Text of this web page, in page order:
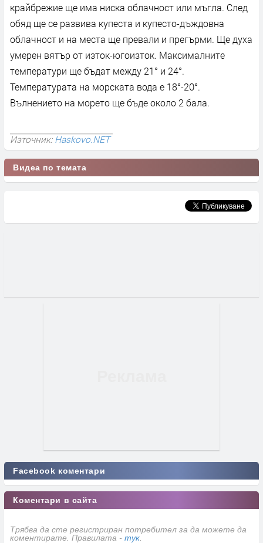
крайбрежие ще има ниска облачност или мъгла. След
обяд ще се развива купеста и купесто-дъждовна
облачност и на места ще превали и прегърми. Ще духа
умерен вятър от изток-югоизток. Максималните
температури ще бъдат между 21° и 24°.
Температурата на морската вода е 18°-20°.
Вълнението на морето ще бъде около 2 бала.
Източник:Haskovo.NET
Видеа по темата
Facebook коментари
Коментари в сайта
Трябва да сте регистриран потребител за да можете да
коментирате. Правилата - тук